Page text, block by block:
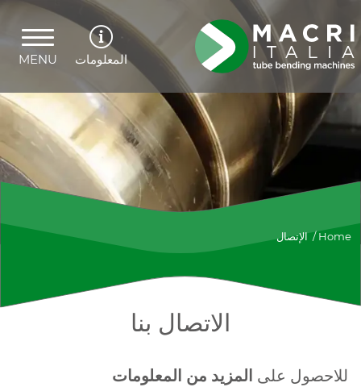
المعلومات MENU
Home
/الإتصال
الاتصال بنا
للاحصول على المزيد من المعلومات